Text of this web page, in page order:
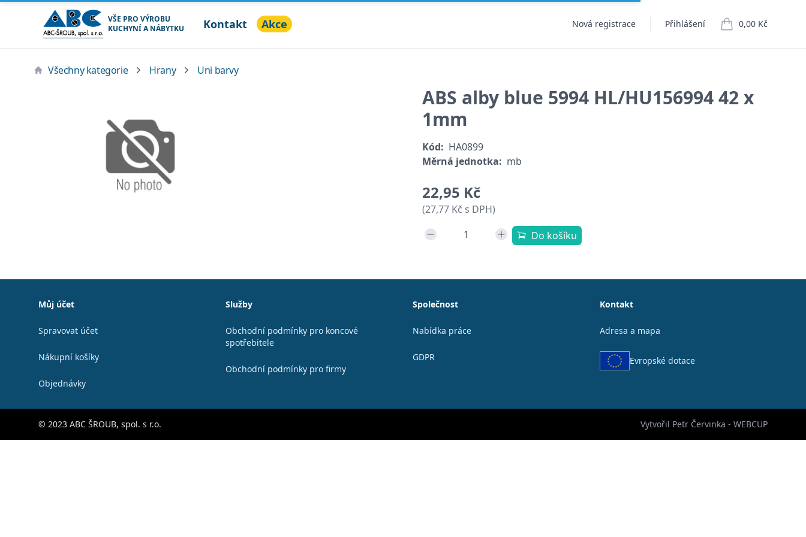
ABC ŠROUB, spol. s r.o.
VŠE PRO VÝROBU
KUCHYNÍ A NÁBYTKU
Kontakt Akce Nová registrace Přihlášení 0,00 Kč
položek v košíku
Všechny kategorie Hrany Uni barvy
ABS alby blue 5994 HL/HU156994 42 x
1mm
Kód: HA0899
Měrná jednotka: mb
22,95 Kč
(27,77 Kč s DPH)
Do košíku
Můj účet
Spravovat účet
Nákupní košíky
Objednávky
Služby
Obchodní podmínky pro koncové
spotřebitele
Obchodní podmínky pro firmy
Společnost
Nabídka práce
GDPR
Kontakt
Adresa a mapa
Evropské dotace
© 2023 ABC ŠROUB, spol. s r.o. Vytvořil Petr Červinka - WEBCUP